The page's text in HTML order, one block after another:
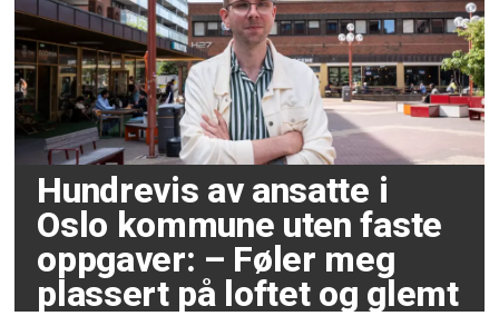
Hundrevis av ansatte i
Oslo kommune uten faste
oppgaver: – Føler meg
plassert på loftet og glemt